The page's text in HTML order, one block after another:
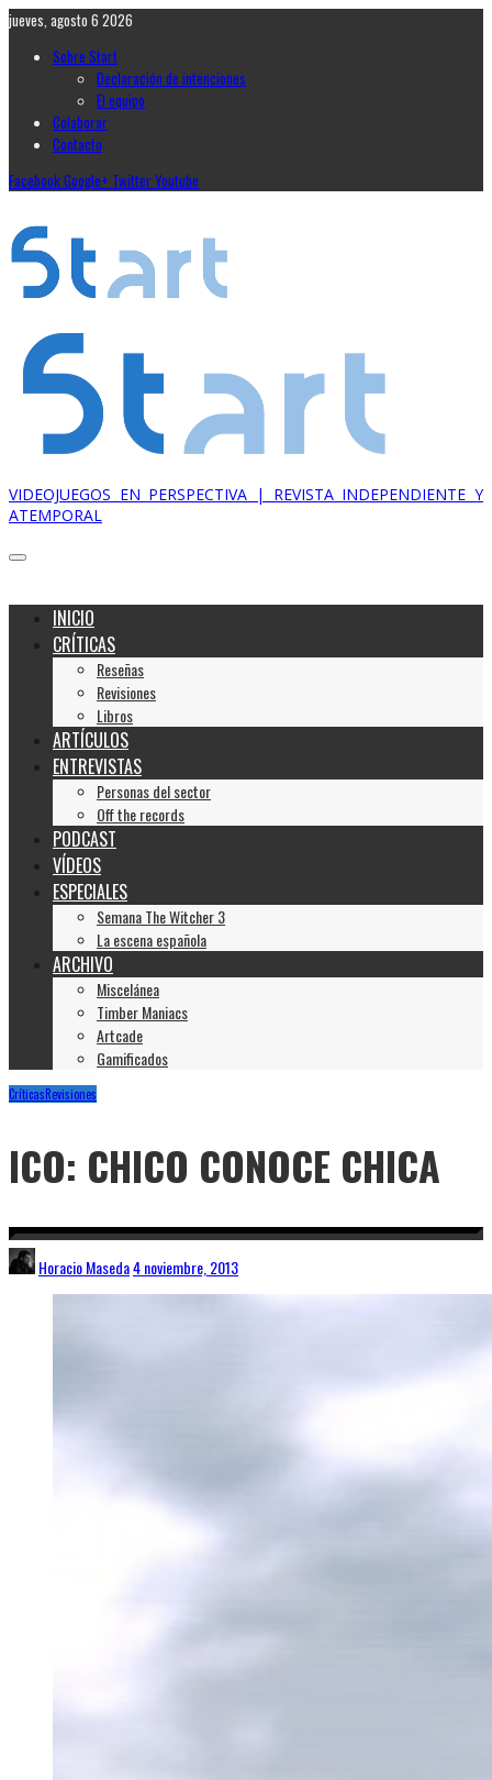
jueves, agosto 6 2026
Sobre Start
Declaración de intenciones
El equipo
Colaborar
Contacto
FacebookGoogle+ TwitterYoutube
VIDEOJUEGOS EN PERSPECTIVA | REVISTA INDEPENDIENTE Y
ATEMPORAL
INICIO
CRÍTICAS
Reseñas
Revisiones
Libros
ARTÍCULOS
ENTREVISTAS
Personas del sector
Off the records
PODCAST
VÍDEOS
ESPECIALES
Semana The Witcher 3
La escena española
ARCHIVO
Miscelánea
Timber Maniacs
Artcade
Gamificados
CríticasRevisiones
ICO: CHICO CONOCE CHICA
Horacio Maseda4 noviembre, 2013